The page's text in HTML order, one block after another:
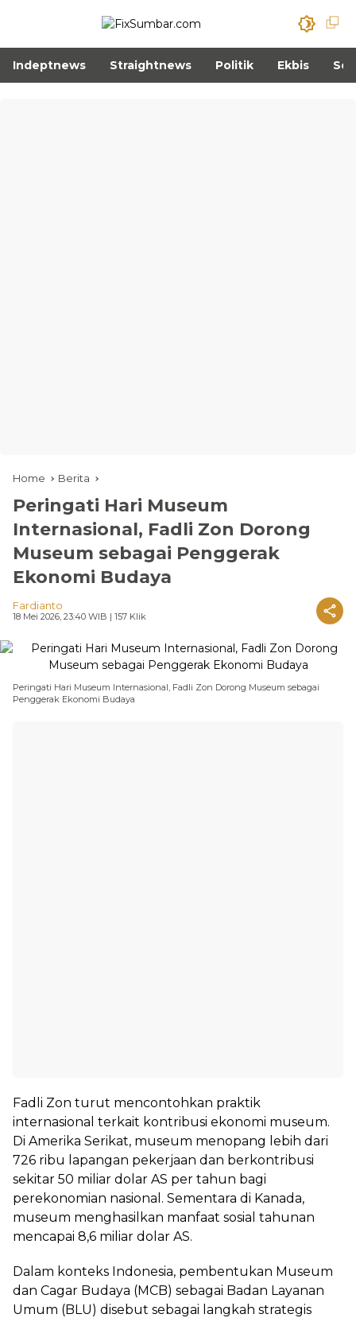
Indeptnews Straightnews Politik Ekbis
Home Berita
Peringati Hari Museum
Internasional, Fadli Zon Dorong
Museum sebagai Penggerak
Ekonomi Budaya
Fardianto
18 Mei 2026, 23:40 WIB | 157 Klik
Peringati Hari Museum Internasional, Fadli Zon Dorong Museum sebagai
Penggerak Ekonomi Budaya
Fadli Zon turut mencontohkan praktik
internasional terkait kontribusi ekonomi museum.
Di Amerika Serikat, museum menopang lebih dari
726 ribu lapangan pekerjaan dan berkontribusi
sekitar 50 miliar dolar AS per tahun bagi
perekonomian nasional. Sementara di Kanada,
museum menghasilkan manfaat sosial tahunan
mencapai 8,6 miliar dolar AS.
Dalam konteks Indonesia, pembentukan Museum
dan Cagar Budaya (MCB) sebagai Badan Layanan
Umum (BLU) disebut sebagai langkah strategis